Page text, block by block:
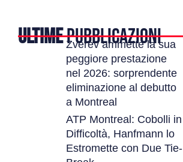
ULTIMEPUBBLICAZIONI
Zverev ammette la sua
peggiore prestazione
nel 2026: sorprendente
eliminazione al debutto
a Montreal
ATP Montreal: Cobolli in
Difficoltà, Hanfmann lo
Estromette con Due Tie-